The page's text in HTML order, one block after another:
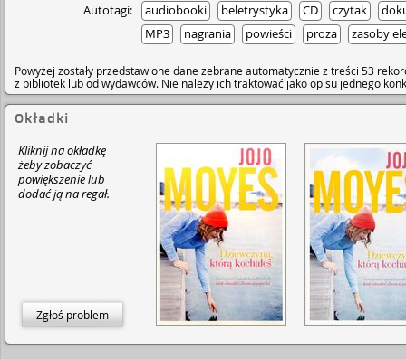
Autotagi: audiobooki beletrystyka CD czytak
MP3
nagrania powieści proza zasoby
Powyżej zostały przedstawione dane zebrane automatycznie z treści 53
z bibliotek lub od wydawców. Nie należy ich traktować jako opisu jednego
Okładki
Kliknij na okładkę
żeby zobaczyć
powiększenie lub
dodać ją na regał.
Zgłoś problem